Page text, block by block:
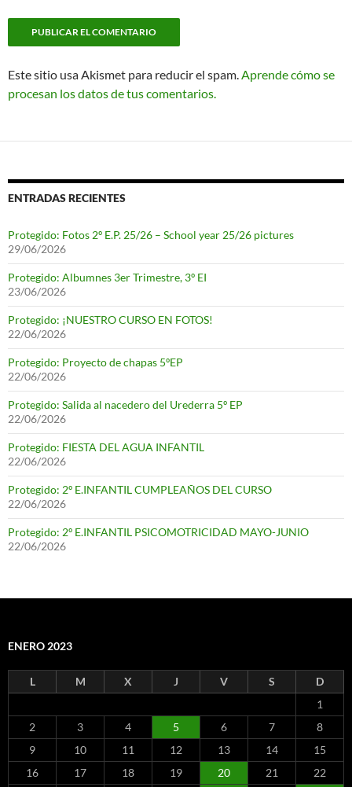
Este sitio usa Akismet para reducir el spam. Aprende cómo se
procesan los datos de tus comentarios.
ENTRADAS RECIENTES
Protegido: Fotos 2º E.P. 25/26 – School year 25/26 pictures
29/06/2026
Protegido: Albumnes 3er Trimestre, 3º EI
23/06/2026
Protegido: ¡NUESTRO CURSO EN FOTOS!
22/06/2026
Protegido: Proyecto de chapas 5ºEP
22/06/2026
Protegido: Salida al nacedero del Urederra 5º EP
22/06/2026
Protegido: FIESTA DEL AGUA INFANTIL
22/06/2026
Protegido: 2º E.INFANTIL CUMPLEAÑOS DEL CURSO
22/06/2026
Protegido: 2º E.INFANTIL PSICOMOTRICIDAD MAYO-JUNIO
22/06/2026
ENERO 2023
L M X J V S
D
1
2
3 4 5 6 7
8
9
10 11 12 13 14
15
16
17 18 19 20 21
22